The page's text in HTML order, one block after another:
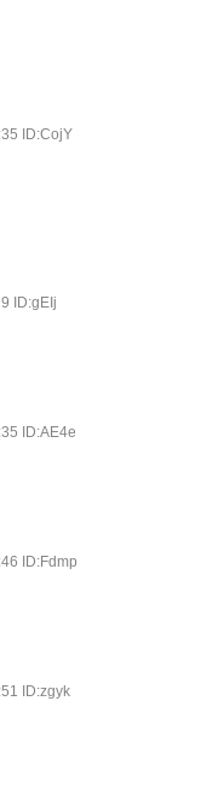
ID:CojY
ID:gEIj
ID:AE4e
ID:Fdmp
ID:zgyk